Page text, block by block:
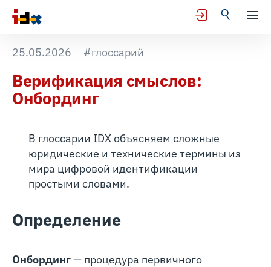
25.05.2026 #глоссарий
Верификация смыслов:
Онбординг
В глоссарии IDX объясняем сложные
юридические и технические термины из
мира цифровой идентификации
простыми словами.
Определение
Онбординг— процедура первичного